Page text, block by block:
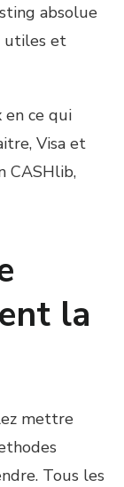
absolue
utiles et
ce qui
Visa et
CASHlib,
la
mettre
Tous les